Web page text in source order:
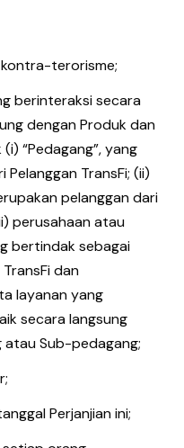
terorisme;
berinteraksi secara
dengan Produk dan
“Pedagang”, yang
TransFi; (ii)
pelanggan dari
perusahaan atau
bertindak sebagai
dan
layanan yang
secara langsung
atau Sub-pedagang;
Perjanjian ini;